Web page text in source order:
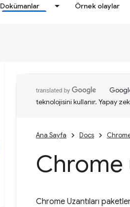
Dokümanlar Örnek olaylar
teknolojisini kullanır. Yapay
Ana Sayfa Docs
Chrome
Chrome Uzantıları